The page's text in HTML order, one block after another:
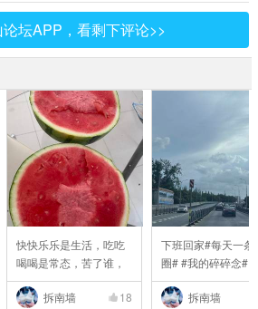
坛APP，看剩下评论>>
快快乐乐是生活，吃吃
喝喝是常态，苦了谁，
..
拆南墙
18
下班回家#每天一条
圈# #我的碎碎念#
拆南墙